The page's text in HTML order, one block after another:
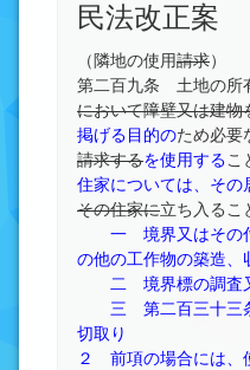
民法改正案
（隣地の使用請求）
第二百九条 土地の所
において障壁又は建物
掲げる目的のため必要
請求するを使用するこ
住家については、その
その住家に立ち入るこ
一 境界又はその付
の他の工作物の築造、
二 境界標の調査又
三 第二百三十三条
切取り
２ 前項の場合には、